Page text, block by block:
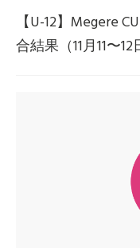
【U-12】Megere
合結果（11月11〜12